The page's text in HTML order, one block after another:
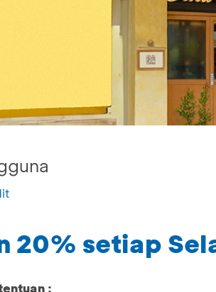
20% setiap
: